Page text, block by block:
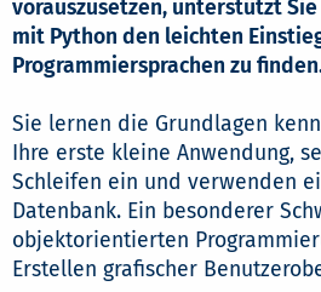
vorauszusetzen, unterstützt
mit Python den leichten
Programmiersprachen zu
Sie lernen die Grundlagen
Ihre erste kleine Anwendung,
Schleifen ein und verwenden
Datenbank. Ein besonderer
objektorientierten
Erstellen grafischer